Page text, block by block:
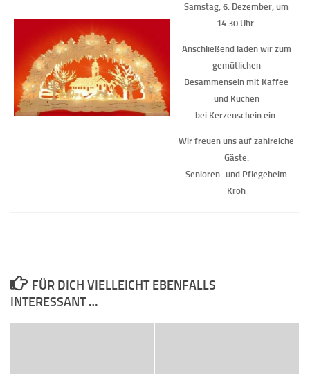
Samstag, 6. Dezember, um
14.30 Uhr.
Anschließend laden wir zum
gemütlichen
Besammensein mit Kaffee
und Kuchen
bei Kerzenschein ein.
Wir freuen uns auf zahlreiche
Gäste.
Senioren- und Pflegeheim
Kroh
FÜR DICH VIELLEICHT EBENFALLS
INTERESSANT …